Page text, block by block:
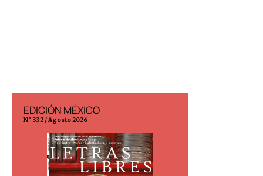
EDICIÓN MÉXICO
N° 332 / Agosto 2026